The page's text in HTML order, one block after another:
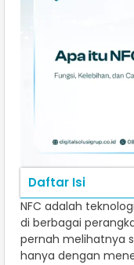
Daftar Isi
NFC adalah
di berbagai
pernah melihatnya
hanya dengan